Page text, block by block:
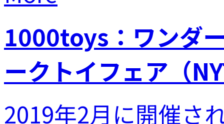
1000toys：ワンダ
ークトイフェア（
2019年2月に開催さ